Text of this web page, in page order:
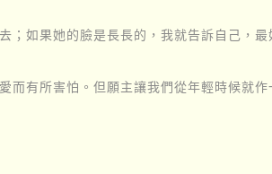
如果她的臉是長長的，我就告訴自己，
有所害怕。但願主讓我們從年輕時候就